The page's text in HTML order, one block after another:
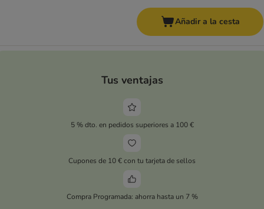
Añadir a la cesta
Tus ventajas
5 % dto. en pedidos superiores a 100 €
Cupones de 10 € con tu tarjeta de sellos
Compra Programada: ahorra hasta un 7 %